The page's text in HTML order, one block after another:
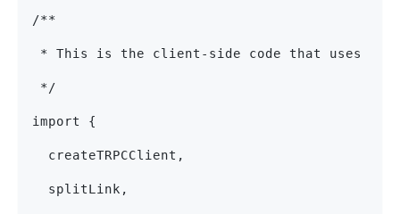
/**
* This is the client-side code that uses the
*/
import {
  createTRPCClient,
  splitLink,